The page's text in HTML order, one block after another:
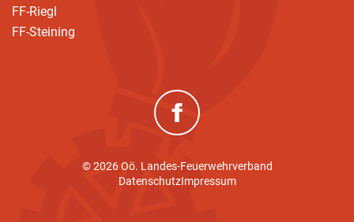
FF-Riegl
FF-Steining
(neues Fenster)
© 2026 Oö. Landes-Feuerwehrverband
DatenschutzImpressum